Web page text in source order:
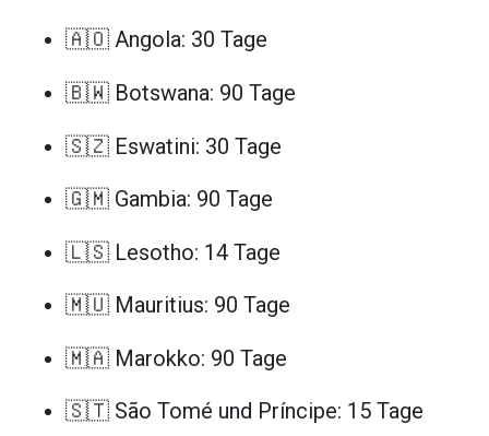
🇦🇴 Angola: 30 Tage
🇧🇼 Botswana: 90 Tage
🇸🇿 Eswatini: 30 Tage
🇬🇲 Gambia: 90 Tage
🇱🇸 Lesotho: 14 Tage
🇲🇺 Mauritius: 90 Tage
🇲🇦 Marokko: 90 Tage
🇸🇹 São Tomé und Príncipe: 15 Tage